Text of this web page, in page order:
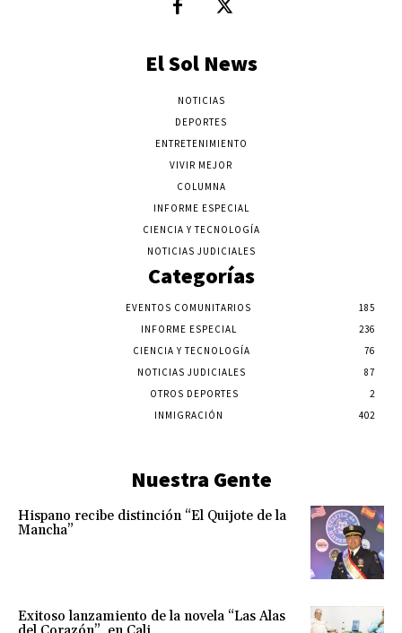
El Sol News
NOTICIAS
DEPORTES
ENTRETENIMIENTO
VIVIR MEJOR
COLUMNA
INFORME ESPECIAL
CIENCIA Y TECNOLOGÍA
NOTICIAS JUDICIALES
Categorías
EVENTOS COMUNITARIOS
185
INFORME ESPECIAL
236
CIENCIA Y TECNOLOGÍA
76
NOTICIAS JUDICIALES
87
OTROS DEPORTES
2
INMIGRACIÓN
402
Nuestra Gente
Hispano recibe distinción “El Quijote de la
Mancha”
Exitoso lanzamiento de la novela “Las Alas